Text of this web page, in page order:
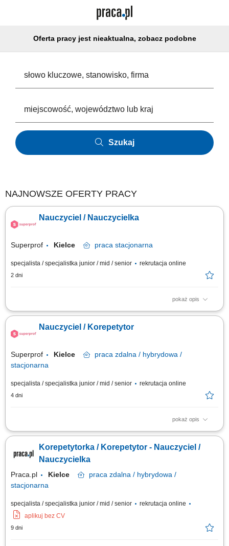
Oferta pracy jest nieaktualna, zobacz podobne
Szukaj
NAJNOWSZE OFERTY PRACY
Nauczyciel / Nauczycielka
Superprof Kielce praca stacjonarna
specjalista / specjalistka junior / mid / senior rekrutacja online
2 dni
pokaż opis
Opis stanowiska Prowadzenie prywatnych lekcji i korepetycji w Polsce.
sport, wellness). Łączenie się z uczniami za pośrednictwem największej
na świecie platformy edukacyjnej. Dzielenie się swoją wiedzą i pasją z
Nauczyciel / Korepetytor
Superprof Kielce praca zdalna / hybrydowa /
stacjonarna
specjalista / specjalistka junior / mid / senior rekrutacja online
4 dni
pokaż opis
Poszukujemy pracowników dydaktycznych w całej Polsce, do
sztuka, języki, zdrowie, fitness i wiele więcej. Superprof jest odpowiedni
dla nauczycieli na wszystkich poziomach nauczania, niezależnie od
Korepetytorka / Korepetytor - Nauczyciel /
Nauczycielka
Praca.pl Kielce praca zdalna / hybrydowa /
stacjonarna
specjalista / specjalistka junior / mid / senior
rekrutacja online
aplikuj bez CV
9 dni